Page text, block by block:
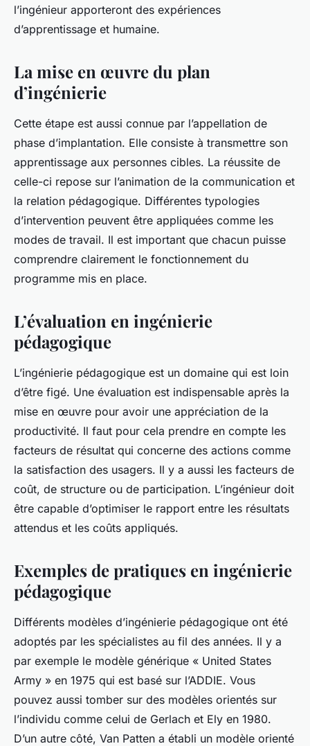
l’ingénieur apporteront des expériences
d’apprentissage et humaine.
La mise en œuvre du plan
d’ingénierie
Cette étape est aussi connue par l’appellation de
phase d’implantation. Elle consiste à transmettre son
apprentissage aux personnes cibles. La réussite de
celle-ci repose sur l’animation de la communication et
la relation pédagogique. Différentes typologies
d’intervention peuvent être appliquées comme les
modes de travail. Il est important que chacun puisse
comprendre clairement le fonctionnement du
programme mis en place.
L’évaluation en ingénierie
pédagogique
L’ingénierie pédagogique est un domaine qui est loin
d’être figé. Une évaluation est indispensable après la
mise en œuvre pour avoir une appréciation de la
productivité. Il faut pour cela prendre en compte les
facteurs de résultat qui concerne des actions comme
la satisfaction des usagers. Il y a aussi les facteurs de
coût, de structure ou de participation. L’ingénieur doit
être capable d’optimiser le rapport entre les résultats
attendus et les coûts appliqués.
Exemples de pratiques en ingénierie
pédagogique
Différents modèles d’ingénierie pédagogique ont été
adoptés par les spécialistes au fil des années. Il y a
par exemple le modèle générique « United States
Army » en 1975 qui est basé sur l’ADDIE. Vous
pouvez aussi tomber sur des modèles orientés sur
l’individu comme celui de Gerlach et Ely en 1980.
D’un autre côté, Van Patten a établi un modèle orienté